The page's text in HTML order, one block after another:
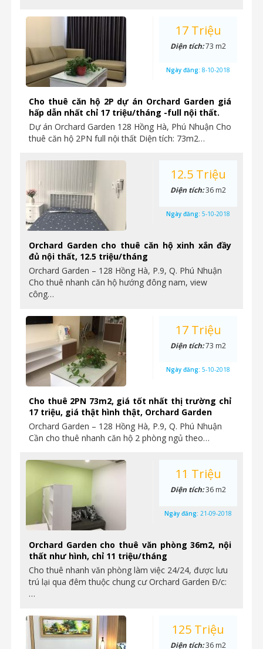
Cho thuê căn hộ 2P dự án Orchard Garden giá
hấp dẫn nhất chỉ 17 triệu/tháng -full nội thất.
Dự án Orchard Garden 128 Hồng Hà, Phú Nhuận Cho
thuê căn hộ 2PN full nội thất Diện tích: 73m2…
17 Triệu
Diện tích:73 m2
Ngày đăng: 8-10-2018
Orchard Garden cho thuê căn hộ xinh xắn đầy
đủ nội thất, 12.5 triệu/tháng
Orchard Garden – 128 Hồng Hà, P.9, Q. Phú Nhuận
Cho thuê nhanh căn hộ hướng đông nam, view
công…
12.5 Triệu
Diện tích:36 m2
Ngày đăng: 5-10-2018
Cho thuê 2PN 73m2, giá tốt nhất thị trường chỉ
17 triệu, giá thật hình thật, Orchard Garden
Orchard Garden – 128 Hồng Hà, P.9, Q. Phú Nhuận
Cần cho thuê nhanh căn hộ 2 phòng ngủ theo…
17 Triệu
Diện tích:73 m2
Ngày đăng: 5-10-2018
Orchard Garden cho thuê văn phòng 36m2, nội
thất như hình, chỉ 11 triệu/tháng
Cho thuê nhanh văn phòng làm việc 24/24, được lưu
trú lại qua đêm thuộc chung cư Orchard Garden Đ/c:
…
11 Triệu
Diện tích:36 m2
Ngày đăng: 21-09-2018
125 Triệu
Diện tích:36 m2